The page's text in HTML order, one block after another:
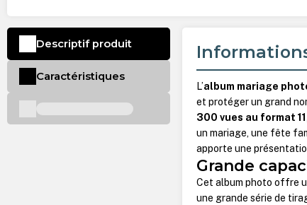
L’album mariage
et protéger un grand
300 vues au format
un mariage, une fête
apporte une
Grande
Cet album photo offre
une grande série de
Descriptif produit
Caractéristiques